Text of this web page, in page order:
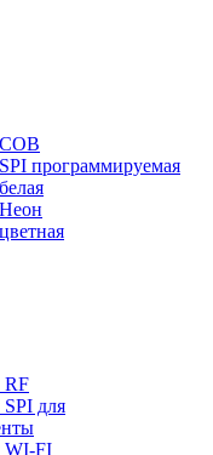
программируемая
RF
для
WI-FI